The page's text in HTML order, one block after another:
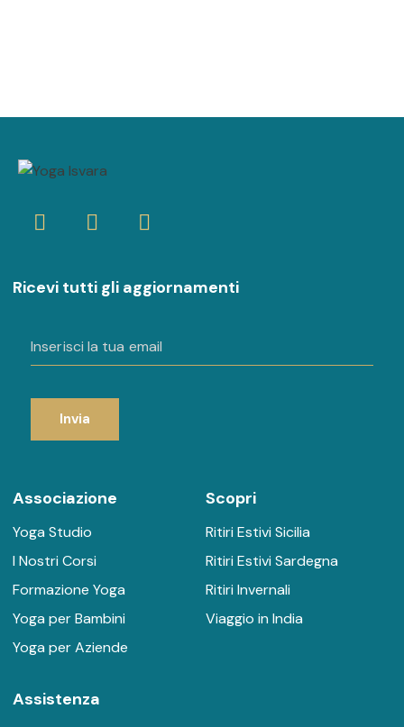
Ricevi tutti gli aggiornamenti
Invia
Associazione
Yoga Studio
I Nostri Corsi
Formazione Yoga
Yoga per Bambini
Yoga per Aziende
Scopri
Ritiri Estivi Sicilia
Ritiri Estivi Sardegna
Ritiri Invernali
Viaggio in India
Assistenza